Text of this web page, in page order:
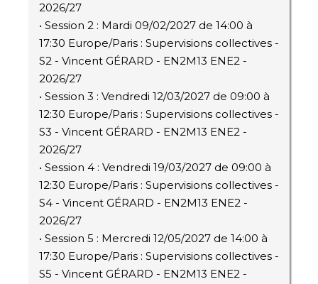
2026/27
• Session 2 : Mardi 09/02/2027 de 14:00 à
17:30 Europe/Paris : Supervisions collectives -
S2 - Vincent GÉRARD - EN2M13 ENE2 -
2026/27
• Session 3 : Vendredi 12/03/2027 de 09:00 à
12:30 Europe/Paris : Supervisions collectives -
S3 - Vincent GÉRARD - EN2M13 ENE2 -
2026/27
• Session 4 : Vendredi 19/03/2027 de 09:00 à
12:30 Europe/Paris : Supervisions collectives -
S4 - Vincent GÉRARD - EN2M13 ENE2 -
2026/27
• Session 5 : Mercredi 12/05/2027 de 14:00 à
17:30 Europe/Paris : Supervisions collectives -
S5 - Vincent GÉRARD - EN2M13 ENE2 -